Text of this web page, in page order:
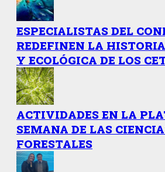
ESPECIALISTAS DEL
REDEFINEN LA
Y ECOLÓGICA DE LOS
ACTIVIDADES EN LA
SEMANA DE LAS
FORESTALES